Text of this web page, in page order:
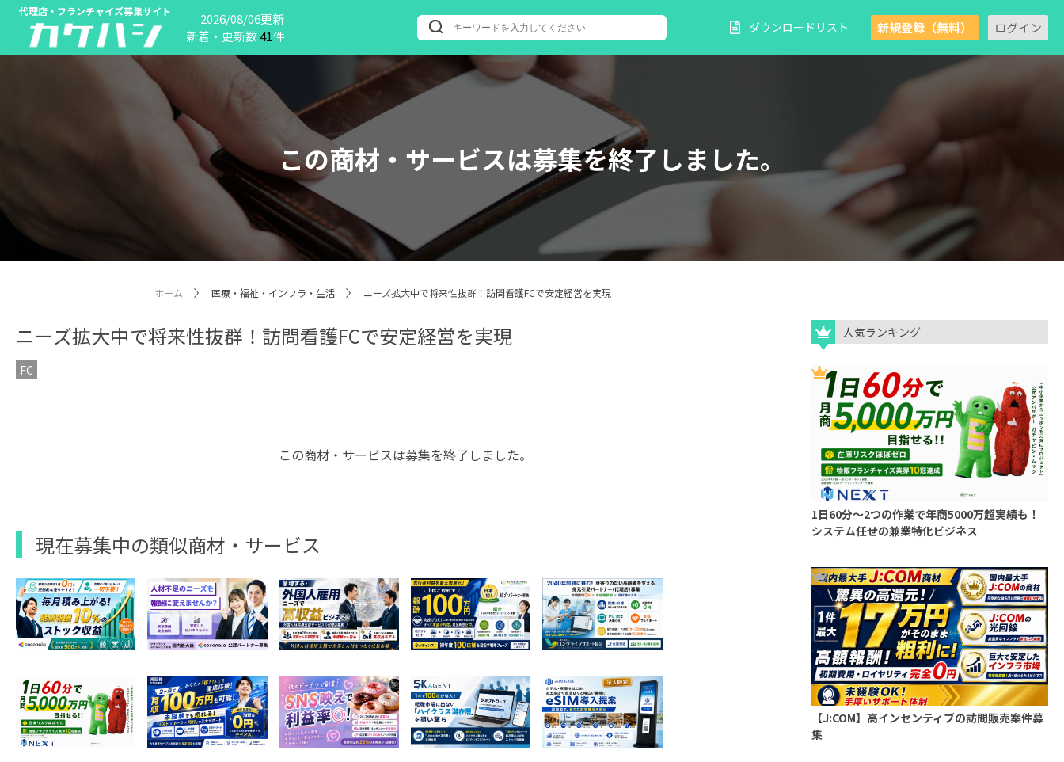
代理店・フランチャイズ募集サイト
2026/08/06更新
新着・更新数41件
ダウンロードリスト 新規登録（無料） ログイン
この商材・サービスは募集を終了しました。
ホーム 医療・福祉・インフラ・生活 ニーズ拡大中で将来性抜群！訪問看護FCで安定経営を実現
ニーズ拡大中で将来性抜群！訪問看護FCで安定経営を実現
FC
この商材・サービスは募集を終了しました。
現在募集中の類似商材・サービス
人気ランキング
1日60分～2つの作業で年商5000万超実績も！
システム任せの兼業特化ビジネス
【J:COM】高インセンティブの訪問販売案件募
集